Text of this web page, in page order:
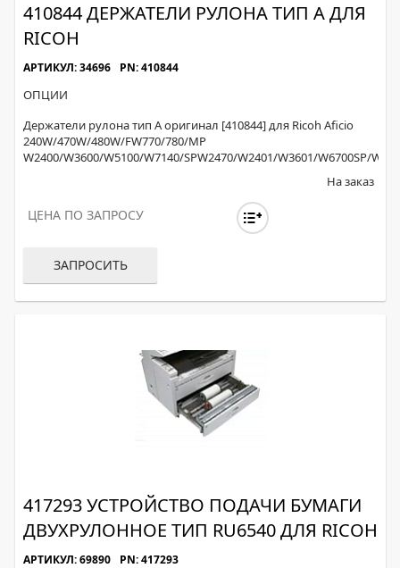
410844 ДЕРЖАТЕЛИ РУЛОНА ТИП А ДЛЯ
RICOH
АРТИКУЛ: 34696 PN: 410844
ОПЦИИ
Держатели рулона тип А оригинал [410844] для Ricoh Aficio
240W/470W/480W/FW770/780/MP
W2400/W3600/W5100/W7140/SPW2470/W2401/W3601/W6700SP/
На заказ
ЦЕНА ПО ЗАПРОСУ
ЗАПРОСИТЬ
417293 УСТРОЙСТВО ПОДАЧИ БУМАГИ
ДВУХРУЛОННОЕ ТИП RU6540 ДЛЯ RICOH
АРТИКУЛ: 69890 PN: 417293